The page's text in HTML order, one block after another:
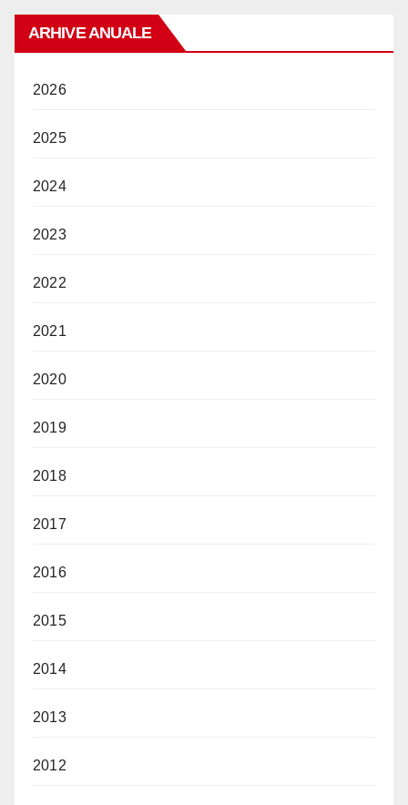
ARHIVE ANUALE
2026
2025
2024
2023
2022
2021
2020
2019
2018
2017
2016
2015
2014
2013
2012